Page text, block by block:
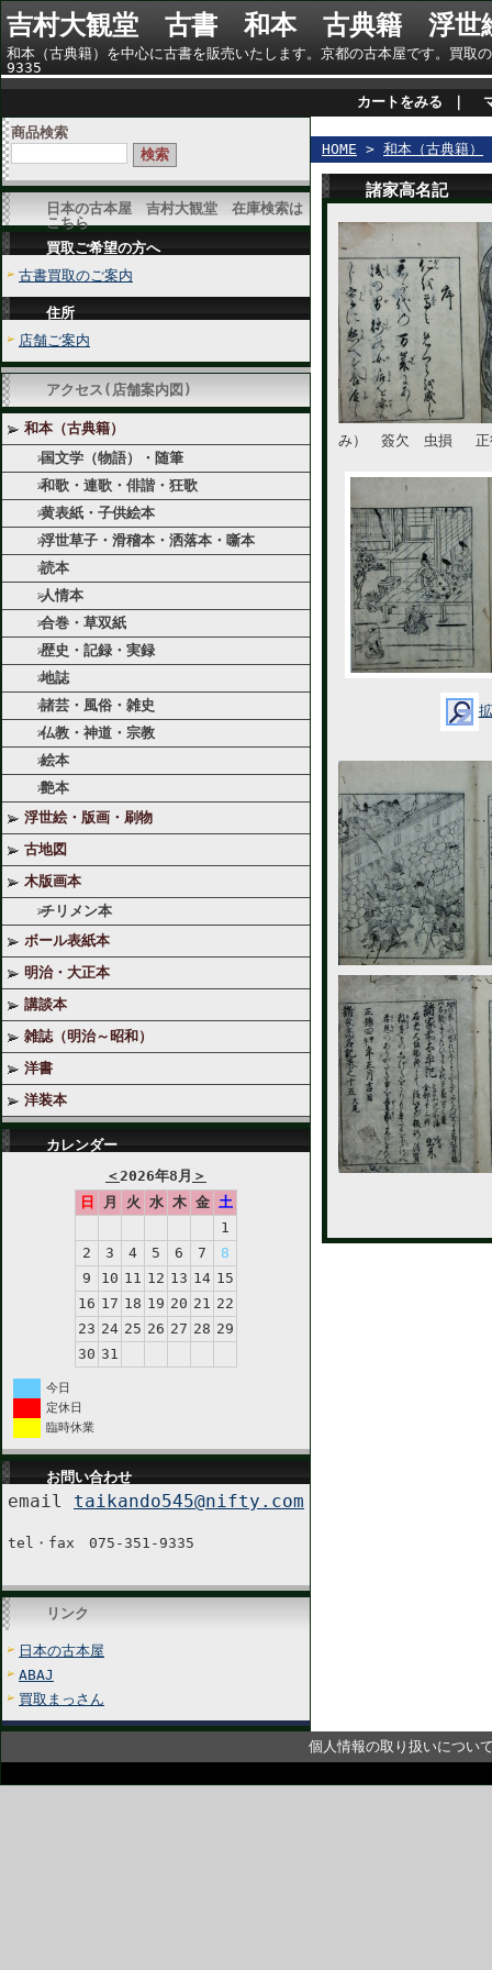
吉村大観堂 古書 和本 古典籍 浮世
和本（古典籍）を中心に古書を販売いたします。京都の古本屋です。買
9335
カートをみる
商品検索
日本の古本屋 吉村大観堂 在庫検索は
こちら
買取ご希望の方へ
古書買取のご案内
住所
店舗ご案内
アクセス(店舗案内図)
和本（古典籍）
国文学（物語）・随筆
和歌・連歌・俳諧・狂歌
黄表紙・子供絵本
浮世草子・滑稽本・洒落本・噺本
読本
人情本
合巻・草双紙
歴史・記録・実録
地誌
諸芸・風俗・雑史
仏教・神道・宗教
絵本
艶本
浮世絵・版画・刷物
古地図
木版画本
チリメン本
ボール表紙本
明治・大正本
講談本
雑誌（明治～昭和）
洋書
洋装本
カレンダー
＜2026年8月 ＞
日
月 火 水 木 金 土
1
2
3 4 5 6 7
8
9
10 11 12 13 14 15
16 17 18 19 20 21 22
23 24 25 26 27 28 29
30 31
今日
定休日
臨時休業
お問い合わせ
email taikando545@nifty.com
tel・fax 075-351-9335
リンク
日本の古本屋
ABAJ
買取まっさん
HOME > 和本（古典籍）
諸家高名記
み） 簽欠 虫損 正
個人情報の取り扱いについ